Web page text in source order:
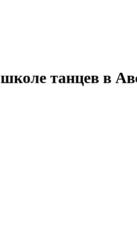
танцев в